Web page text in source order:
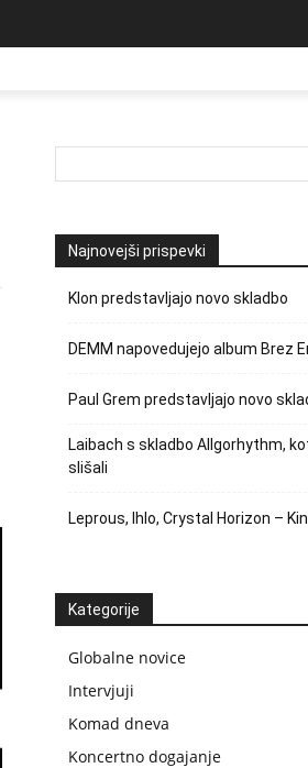
Najnovejši prispevki
Klon predstavljajo novo skladbo
DEMM napovedujejo album Brez
Paul Grem predstavljajo novo
Laibach s skladbo Allgorhythm,
slišali
Leprous, Ihlo, Crystal Horizon –
Kategorije
Globalne novice
Intervjuji
Komad dneva
Koncertno dogajanje